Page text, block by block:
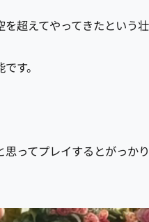
超えてやってきたという壮
す。
ってプレイするとがっかり